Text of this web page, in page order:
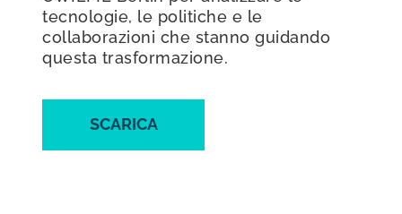
tecnologie, le politiche e le
collaborazioni che stanno guidando
questa trasformazione.
SCARICA